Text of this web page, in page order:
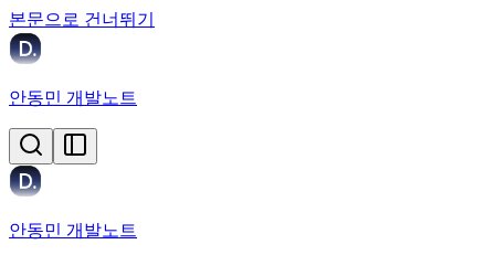
본문으로 건너뛰기
안동민 개발노트
안동민 개발노트